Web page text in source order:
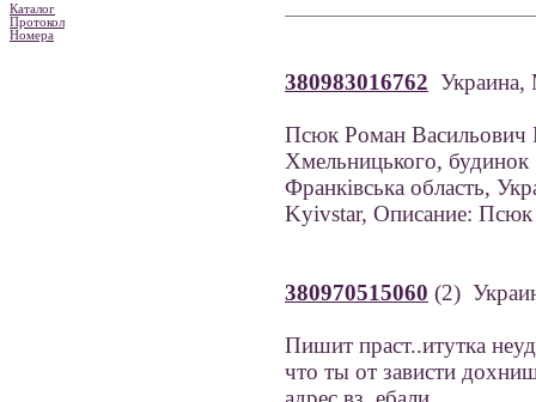
Каталог
Протокол
Номера
380983016762
Псюк Роман Васильович
Хмельницького, будинок
Франківська область,
Kyivstar, Описание:
380970515060 (2)
Пишит праст..итутка
что ты от зависти